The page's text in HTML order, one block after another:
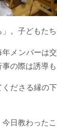
。子どもた
メンバーは
の際は誘導も
ださる縁の
日教わった